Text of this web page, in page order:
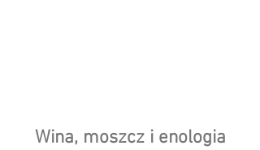
​​Wina, moszcz i enologia